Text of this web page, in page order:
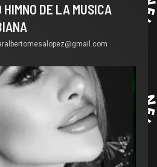
DE LA MUSICA